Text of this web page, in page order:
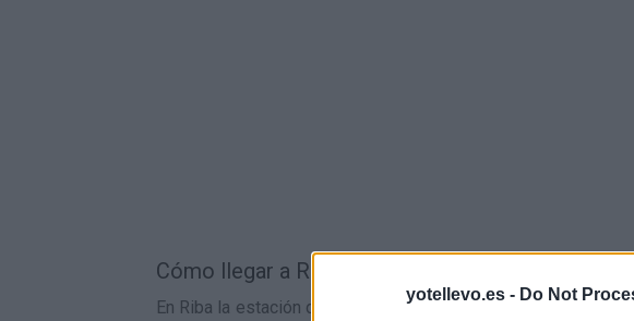
yotellevo.es - Do Not
Cómo llegar a Riba en tren:
En Riba la estación de tren más cercana es la estación de